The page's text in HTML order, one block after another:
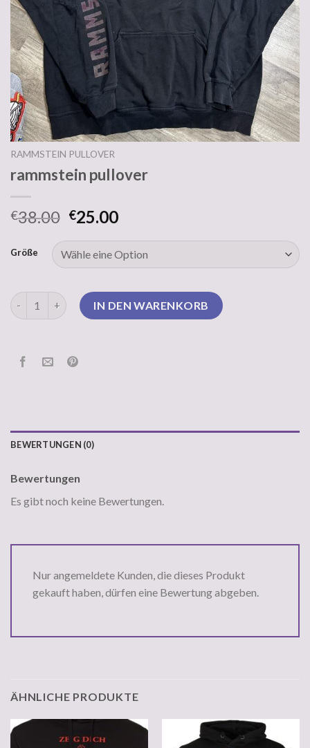
RAMMSTEIN PULLOVER
rammstein pullover
€38.00 €25.00
Größe
rammstein pullover MengeIN DEN WARENKORB
BEWERTUNGEN (0)
Bewertungen
Es gibt noch keine Bewertungen.
Nur angemeldete Kunden, die dieses Produkt
gekauft haben, dürfen eine Bewertung abgeben.
ÄHNLICHE PRODUKTE